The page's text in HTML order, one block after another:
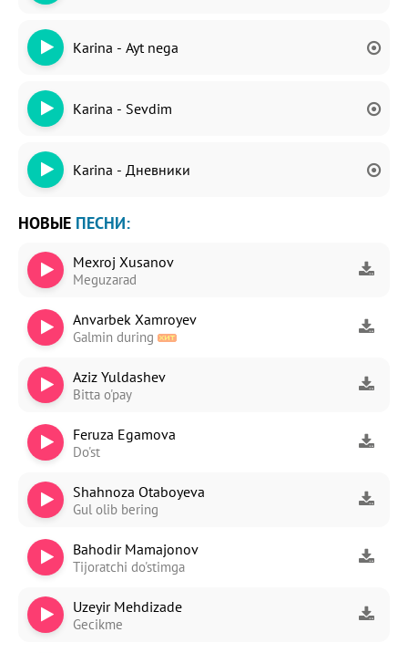
Karina - Ayt nega
Karina - Sevdim
Karina - Дневники
НОВЫЕ ПЕСНИ:
Mexroj Xusanov
Meguzarad
Anvarbek Xamroyev
Galmin during
Aziz Yuldashev
Bitta o'pay
Feruza Egamova
Do'st
Shahnoza Otaboyeva
Gul olib bering
Bahodir Mamajonov
Tijoratchi do'stimga
Uzeyir Mehdizade
Gecikme